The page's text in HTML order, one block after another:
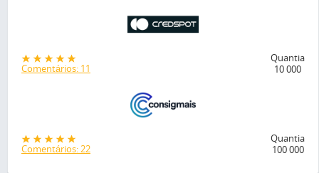
Comentários: 11
Quantia
10 000
Comentários: 22
Quantia
100 000